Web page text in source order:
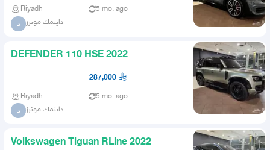
Riyadh 5 mo. ago
د داينمك موترز
DEFENDER 110 HSE 2022
287,000
Riyadh 5 mo. ago
د داينمك موترز
Volkswagen Tiguan RLine 2022